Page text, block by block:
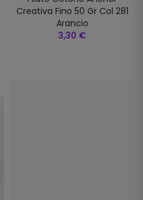
Creativa Fino 50 Gr Col 281
Arancio
3,30 €